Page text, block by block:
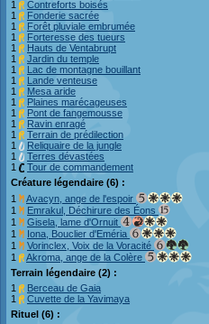
1
Contreforts boisés
1
Fonderie sacrée
1
Forêt pluviale embrumée
1
Forteresse des tueurs
1
Hauts de Ventabrupt
1
Jardin du temple
1
Lac de montagne bouillant
1
Lande venteuse
1
Mesa aride
1
Plaines marécageuses
1
Pont de fangemousse
1
Ravin enragé
1
Terrain de prédilection
1
Reliquaire de la jungle
1
Terres dévastées
1
Tour de commandement
Créature légendaire (6) :
1
Avacyn, ange de l'espoir
1
Emrakul, Déchirure des Éons
1
Gisela, lame d'Ornuit
1
Iona, Bouclier d'Eméria
1
Vorinclex, Voix de la Voracité
1
Akroma, ange de la Colère
Terrain légendaire (2) :
1
Berceau de Gaia
1
Cuvette de la Yavimaya
Rituel (6) :